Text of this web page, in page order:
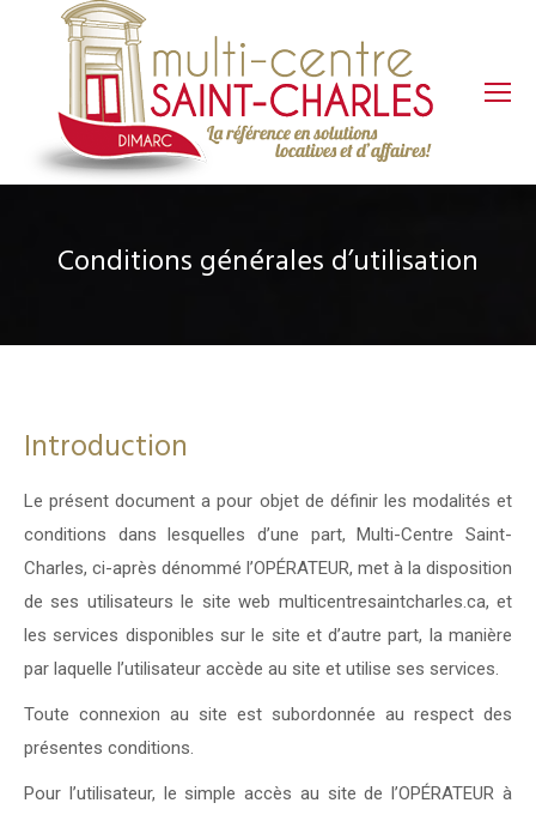
Conditions générales d’utilisation
Introduction
Le présent document a pour objet de définir les modalités et
conditions dans lesquelles d’une part, Multi-Centre Saint-
Charles, ci-après dénommé l’OPÉRATEUR, met à la disposition
de ses utilisateurs le site web multicentresaintcharles.ca, et
les services disponibles sur le site et d’autre part, la manière
par laquelle l’utilisateur accède au site et utilise ses services.
Toute connexion au site est subordonnée au respect des
présentes conditions.
Pour l’utilisateur, le simple accès au site de l’OPÉRATEUR à